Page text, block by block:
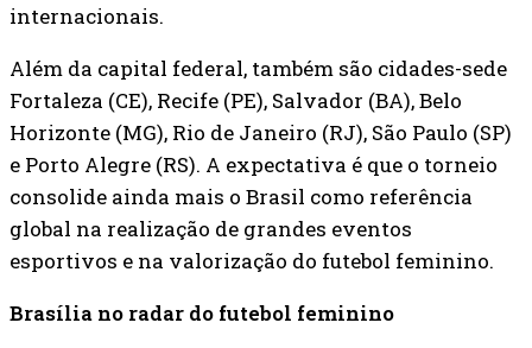
internacionais.
Além da capital federal, também são cidades-sede
Fortaleza (CE), Recife (PE), Salvador (BA), Belo
Horizonte (MG), Rio de Janeiro (RJ), São Paulo (SP)
e Porto Alegre (RS). A expectativa é que o torneio
consolide ainda mais o Brasil como referência
global na realização de grandes eventos
esportivos e na valorização do futebol feminino.
Brasília no radar do futebol feminino